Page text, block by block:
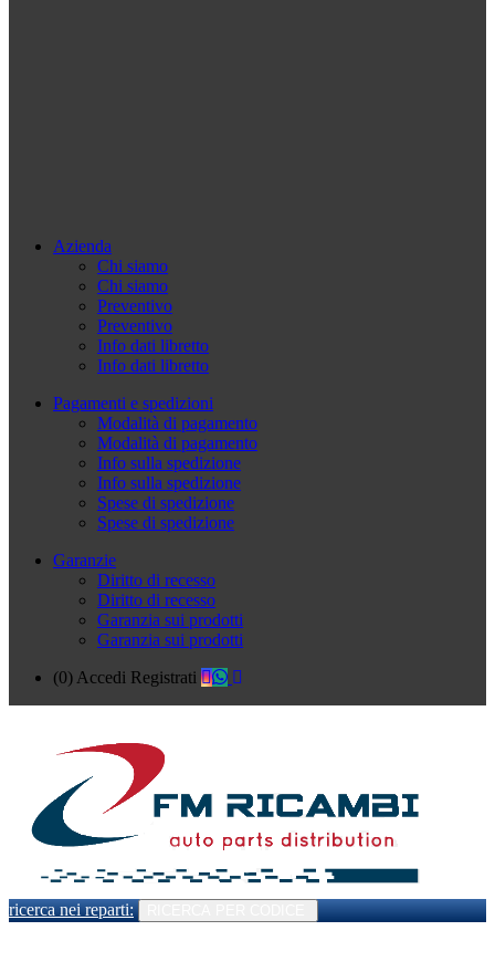
Azienda
Chi siamo
Chi siamo
Preventivo
Preventivo
Info dati libretto
Info dati libretto
Pagamenti e spedizioni
Modalità di pagamento
Modalità di pagamento
Info sulla spedizione
Info sulla spedizione
Spese di spedizione
Spese di spedizione
Garanzie
Diritto di recesso
Diritto di recesso
Garanzia sui prodotti
Garanzia sui prodotti
(0) Accedi Registrati
ricerca nei reparti: